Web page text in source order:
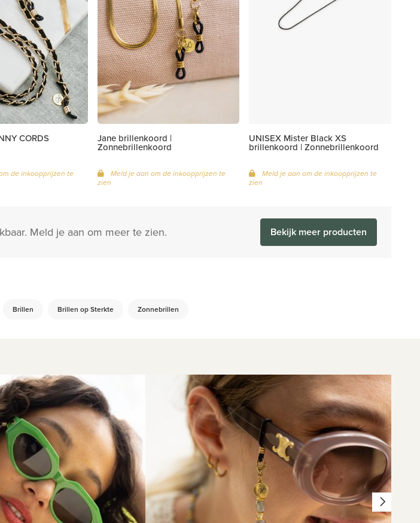
C | SUNNY CORDS
de inkoopprijzen te
Jane brillenkoord |
Zonnebrillenkoord
Meld je aan om de inkoopprijzen te
zien
UNISEX Mister Black XS
brillenkoord | Zonnebrillenkoord
Meld je aan om de inkoopprijzen te
zien
Meld je aan om meer te zien. Bekijk meer producten
Brillen Brillen op Sterkte Zonnebrillen